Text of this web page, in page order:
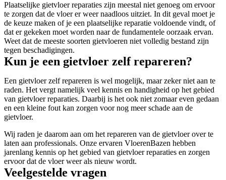
Plaatselijke gietvloer reparaties zijn meestal niet genoeg om ervoor
te zorgen dat de vloer er weer naadloos uitziet. In dit geval moet je
de keuze maken of je een plaatselijke reparatie voldoende vindt, of
dat er gekeken moet worden naar de fundamentele oorzaak ervan.
Weet dat de meeste soorten gietvloeren niet volledig bestand zijn
tegen beschadigingen.
Kun je een gietvloer zelf repareren?
Een gietvloer zelf repareren is wel mogelijk, maar zeker niet aan te
raden. Het vergt namelijk veel kennis en handigheid op het gebied
van gietvloer reparaties. Daarbij is het ook niet zomaar even gedaan
en een kleine fout kan zorgen voor nog meer schade aan de
gietvloer.
Wij raden je daarom aan om het repareren van de gietvloer over te
laten aan professionals. Onze ervaren VloerenBazen hebben
jarenlang kennis op het gebied van gietvloer reparaties en zorgen
ervoor dat de vloer weer als nieuw wordt.
Veelgestelde vragen